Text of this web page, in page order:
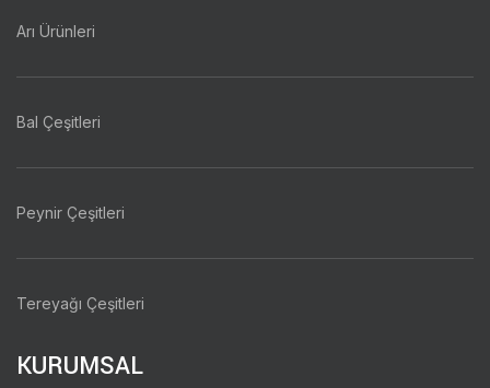
Arı Ürünleri
Bal Çeşitleri
Peynir Çeşitleri
Tereyağı Çeşitleri
KURUMSAL